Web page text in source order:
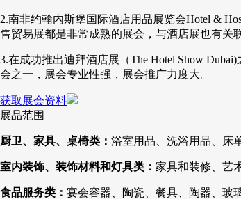
2.南非约翰内斯堡国际酒店用品展览会Hotel &
售贸易展都是非常成熟的展会，与酒店展也有关
3.在成功推出迪拜酒店展（The Hotel Show
会之一，展会专业性强，展会推广力度大。
获取展会资料
展品范围
厨卫、家具、桌椅类： 浴室用品、洗浴用品、床
室内装饰、装饰材料和灯具类： 家具和装修、艺
食品服务类： 宴会容器、陶瓷、餐具、陶器、玻